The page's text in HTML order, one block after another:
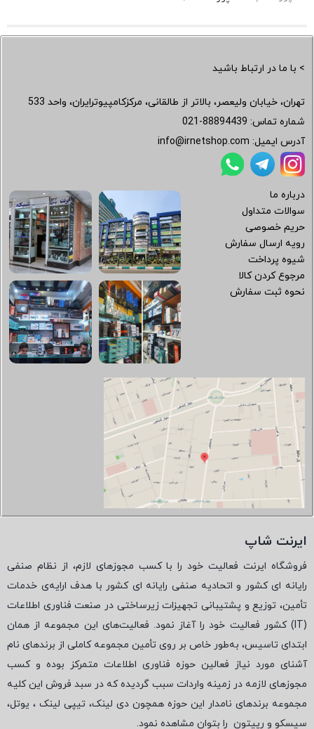
> با ما در ارتباط باشید
تهران، خیابان ولیعصر، بالاتر از طالقانی، مرکزکامپیوترایران، واحد 533
شماره تماس: 021-88894439
آدرس ایمیل: info@irnetshop.com
درباره ما
سوالات متداول
حریم خصوصی
رویه ارسال سفارش
شیوه پرداخت
مرجوع کردن کالا
نحوه ثبت سفارش
ایرنت شاپ
فروشگاه ایرنت فعالیت خود را با کسب مجوزهای لازم، از نظام صنفی
رایانه ای کشور و اتحادیه صنفی رایانه ای کشور با هدف ارایه‌ی خدمات
تأمین، توزیع و پشتیبانی تجهیزات زیرساختی در صنعت فناوری اطلاعات
(
IT) کشور فعالیت خود را آغاز نمود. فعالیت‌های این مجموعه از همان
ابتدای تاسیس، به‌طور خاص بر روی تأمین مجموعه کاملی از برندهای نام
آشنای مورد نیاز فعالین حوزه فناوری اطلاعات متمرکز بوده و کسب
مجوزهای لازمه در زمینه واردات سبب گردیده که در سبد فروش این کلیه
مجموعه برندهای نامدار این حوزه همچون دی لینک، تیپی لینک ، یوتل،
سیسکو و رپیتون را بتوان مشاهده نمود.